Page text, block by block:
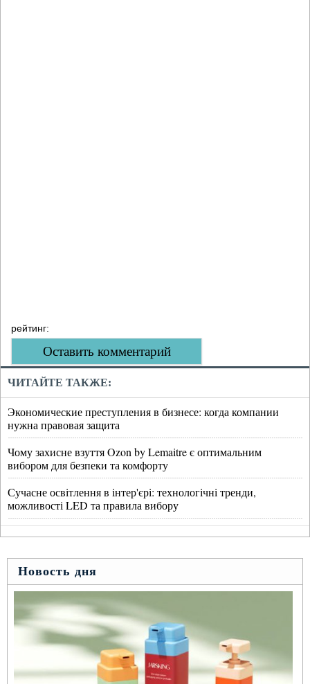
рейтинг:
Оставить комментарий
ЧИТАЙТЕ ТАКЖЕ:
Экономические преступления в бизнесе: когда компании
нужна правовая защита
Чому захисне взуття Ozon by Lemaitre є оптимальним
вибором для безпеки та комфорту
Сучасне освітлення в інтер'єрі: технологічні тренди,
можливості LED та правила вибору
Новость дня